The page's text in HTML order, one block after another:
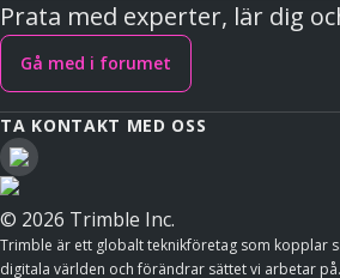
Prata med experter, lär dig
Gå med i forumet
TA KONTAKT MED OSS
© 2026 Trimble Inc.
Trimble är ett globalt teknikföretag som kopplar
digitala världen och förändrar sättet vi arbetar